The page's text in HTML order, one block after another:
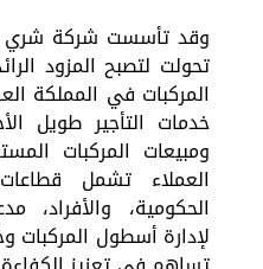
تحولت لتصبح المزود
المركبات في المملكة
خدمات التأجير طويل
ومبيعات المركبات
العملاء تشمل
الحكومية، والأفراد،
لإدارة أسطول المركبات